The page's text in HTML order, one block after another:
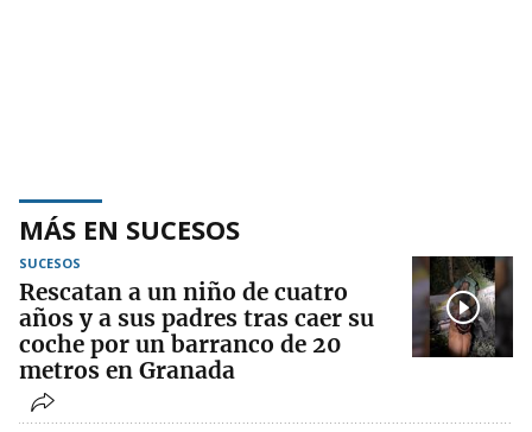
MÁS EN SUCESOS
SUCESOS
Rescatan a un niño de cuatro
años y a sus padres tras caer su
coche por un barranco de 20
metros en Granada